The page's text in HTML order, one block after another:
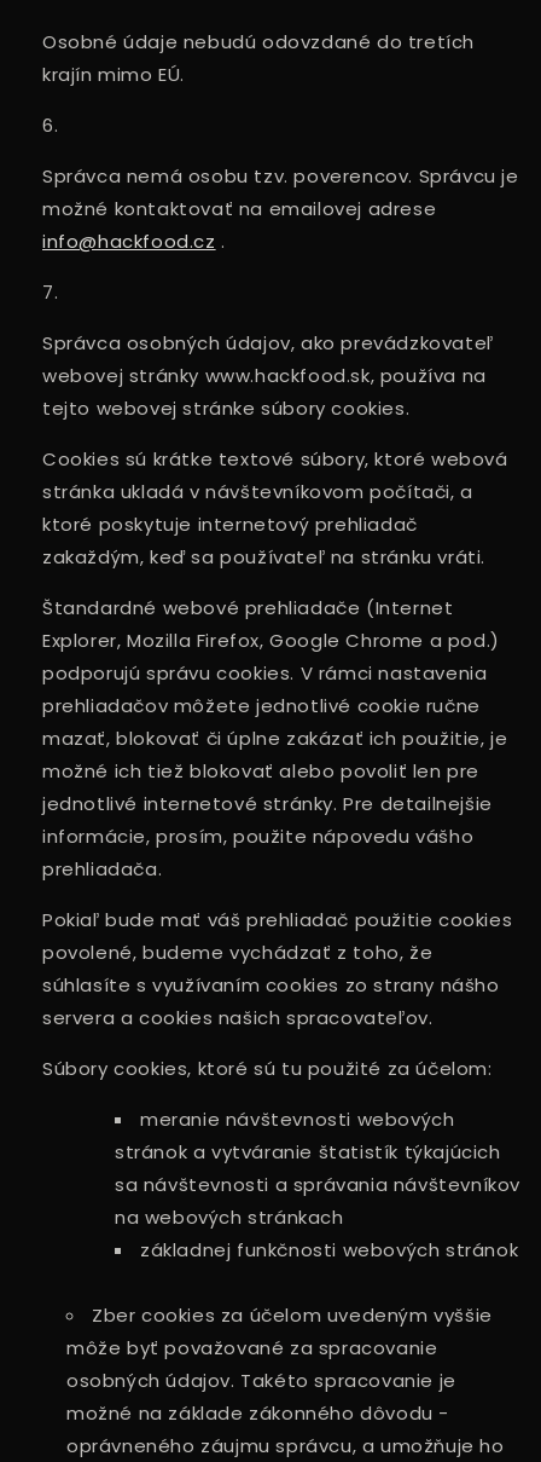
Osobné údaje nebudú odovzdané do tretích
krajín mimo EÚ.
Správca nemá osobu tzv. poverencov. Správcu je
možné kontaktovať na emailovej adrese
info@hackfood.cz .
Správca osobných údajov, ako prevádzkovateľ
webovej stránky www.hackfood.sk, používa na
tejto webovej stránke súbory cookies.
Cookies sú krátke textové súbory, ktoré webová
stránka ukladá v návštevníkovom počítači, a
ktoré poskytuje internetový prehliadač
zakaždým, keď sa používateľ na stránku vráti.
Štandardné webové prehliadače (Internet
Explorer, Mozilla Firefox, Google Chrome a pod.)
podporujú správu cookies. V rámci nastavenia
prehliadačov môžete jednotlivé cookie ručne
mazať, blokovať či úplne zakázať ich použitie, je
možné ich tiež blokovať alebo povoliť len pre
jednotlivé internetové stránky. Pre detailnejšie
informácie, prosím, použite nápovedu vášho
prehliadača.
Pokiaľ bude mať váš prehliadač použitie cookies
povolené, budeme vychádzať z toho, že
súhlasíte s využívaním cookies zo strany nášho
servera a cookies našich spracovateľov.
Súbory cookies, ktoré sú tu použité za účelom:
meranie návštevnosti webových
stránok a vytváranie štatistík týkajúcich
sa návštevnosti a správania návštevníkov
na webových stránkach
základnej funkčnosti webových stránok
Zber cookies za účelom uvedeným vyššie
môže byť považované za spracovanie
osobných údajov. Takéto spracovanie je
možné na základe zákonného dôvodu -
oprávneného záujmu správcu, a umožňuje ho